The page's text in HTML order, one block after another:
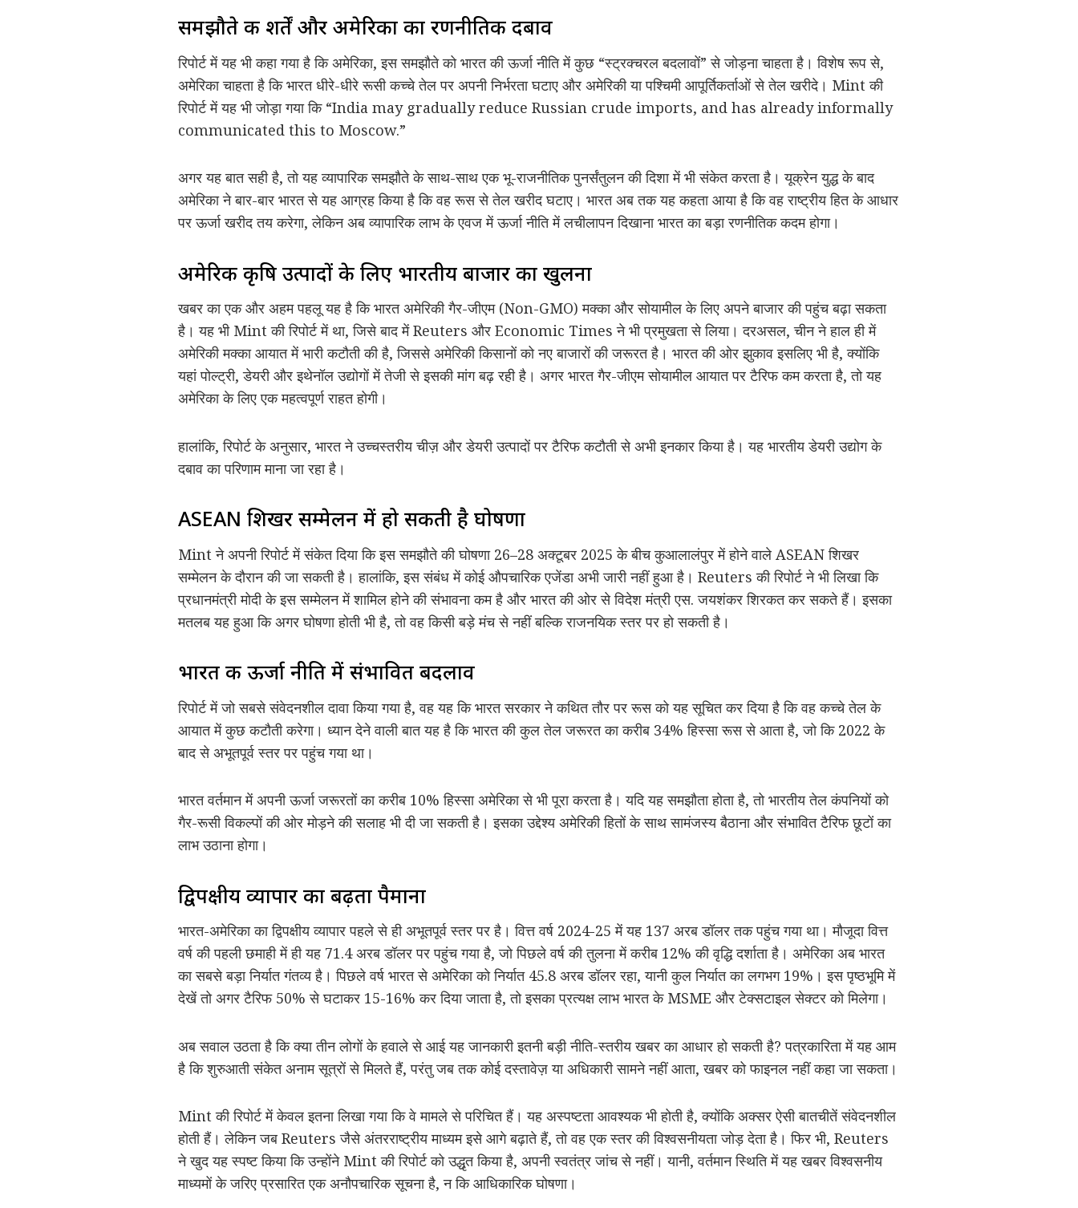
समझौते की शर्तें और अमेरिका का रणनीतिक दबाव
रिपोर्ट में यह भी कहा गया है कि अमेरिका, इस समझौते को भारत की ऊर्जा नीति में कुछ “स्ट्रक्चरल बदलावों” से जोड़ना चाहता है। विशेष रूप से,
अमेरिका चाहता है कि भारत धीरे-धीरे रूसी कच्चे तेल पर अपनी निर्भरता घटाए और अमेरिकी या पश्चिमी आपूर्तिकर्ताओं से तेल खरीदे। Mint की
रिपोर्ट में यह भी जोड़ा गया कि “India may gradually reduce Russian crude imports, and has already informally
communicated this to Moscow.”
अगर यह बात सही है, तो यह व्यापारिक समझौते के साथ-साथ एक भू-राजनीतिक पुनर्संतुलन की दिशा में भी संकेत करता है। यूक्रेन युद्ध के बाद
अमेरिका ने बार-बार भारत से यह आग्रह किया है कि वह रूस से तेल खरीद घटाए। भारत अब तक यह कहता आया है कि वह राष्ट्रीय हित के आधार
पर ऊर्जा खरीद तय करेगा, लेकिन अब व्यापारिक लाभ के एवज में ऊर्जा नीति में लचीलापन दिखाना भारत का बड़ा रणनीतिक कदम होगा।
अमेरिकी कृषि उत्पादों के लिए भारतीय बाजार का खुलना
खबर का एक और अहम पहलू यह है कि भारत अमेरिकी गैर-जीएम (Non-GMO) मक्का और सोयामील के लिए अपने बाजार की पहुंच बढ़ा सकता
है। यह भी Mint की रिपोर्ट में था, जिसे बाद में Reuters और Economic Times ने भी प्रमुखता से लिया। दरअसल, चीन ने हाल ही में
अमेरिकी मक्का आयात में भारी कटौती की है, जिससे अमेरिकी किसानों को नए बाजारों की जरूरत है। भारत की ओर झुकाव इसलिए भी है, क्योंकि
यहां पोल्ट्री, डेयरी और इथेनॉल उद्योगों में तेजी से इसकी मांग बढ़ रही है। अगर भारत गैर-जीएम सोयामील आयात पर टैरिफ कम करता है, तो यह
अमेरिका के लिए एक महत्वपूर्ण राहत होगी।
हालांकि, रिपोर्ट के अनुसार, भारत ने उच्चस्तरीय चीज़ और डेयरी उत्पादों पर टैरिफ कटौती से अभी इनकार किया है। यह भारतीय डेयरी उद्योग के
दबाव का परिणाम माना जा रहा है।
ASEAN शिखर सम्मेलन में हो सकती है घोषणा
Mint ने अपनी रिपोर्ट में संकेत दिया कि इस समझौते की घोषणा 26–28 अक्टूबर 2025 के बीच कुआलालंपुर में होने वाले ASEAN शिखर
सम्मेलन के दौरान की जा सकती है। हालांकि, इस संबंध में कोई औपचारिक एजेंडा अभी जारी नहीं हुआ है। Reuters की रिपोर्ट ने भी लिखा कि
प्रधानमंत्री मोदी के इस सम्मेलन में शामिल होने की संभावना कम है और भारत की ओर से विदेश मंत्री एस. जयशंकर शिरकत कर सकते हैं। इसका
मतलब यह हुआ कि अगर घोषणा होती भी है, तो वह किसी बड़े मंच से नहीं बल्कि राजनयिक स्तर पर हो सकती है।
भारत की ऊर्जा नीति में संभावित बदलाव
रिपोर्ट में जो सबसे संवेदनशील दावा किया गया है, वह यह कि भारत सरकार ने कथित तौर पर रूस को यह सूचित कर दिया है कि वह कच्चे तेल के
आयात में कुछ कटौती करेगा। ध्यान देने वाली बात यह है कि भारत की कुल तेल जरूरत का करीब 34% हिस्सा रूस से आता है, जो कि 2022 के
बाद से अभूतपूर्व स्तर पर पहुंच गया था।
भारत वर्तमान में अपनी ऊर्जा जरूरतों का करीब 10% हिस्सा अमेरिका से भी पूरा करता है। यदि यह समझौता होता है, तो भारतीय तेल कंपनियों को
गैर-रूसी विकल्पों की ओर मोड़ने की सलाह भी दी जा सकती है। इसका उद्देश्य अमेरिकी हितों के साथ सामंजस्य बैठाना और संभावित टैरिफ छूटों का
लाभ उठाना होगा।
द्विपक्षीय व्यापार का बढ़ता पैमाना
भारत-अमेरिका का द्विपक्षीय व्यापार पहले से ही अभूतपूर्व स्तर पर है। वित्त वर्ष 2024-25 में यह 137 अरब डॉलर तक पहुंच गया था। मौजूदा वित्त
वर्ष की पहली छमाही में ही यह 71.4 अरब डॉलर पर पहुंच गया है, जो पिछले वर्ष की तुलना में करीब 12% की वृद्धि दर्शाता है। अमेरिका अब भारत
का सबसे बड़ा निर्यात गंतव्य है। पिछले वर्ष भारत से अमेरिका को निर्यात 45.8 अरब डॉलर रहा, यानी कुल निर्यात का लगभग 19%। इस पृष्ठभूमि में
देखें तो अगर टैरिफ 50% से घटाकर 15-16% कर दिया जाता है, तो इसका प्रत्यक्ष लाभ भारत के MSME और टेक्सटाइल सेक्टर को मिलेगा।
अब सवाल उठता है कि क्या तीन लोगों के हवाले से आई यह जानकारी इतनी बड़ी नीति-स्तरीय खबर का आधार हो सकती है? पत्रकारिता में यह आम
है कि शुरुआती संकेत अनाम सूत्रों से मिलते हैं, परंतु जब तक कोई दस्तावेज़ या अधिकारी सामने नहीं आता, खबर को फाइनल नहीं कहा जा सकता।
Mint की रिपोर्ट में केवल इतना लिखा गया कि वे मामले से परिचित हैं। यह अस्पष्टता आवश्यक भी होती है, क्योंकि अक्सर ऐसी बातचीतें संवेदनशील
होती हैं। लेकिन जब Reuters जैसे अंतरराष्ट्रीय माध्यम इसे आगे बढ़ाते हैं, तो वह एक स्तर की विश्वसनीयता जोड़ देता है। फिर भी, Reuters
ने खुद यह स्पष्ट किया कि उन्होंने Mint की रिपोर्ट को उद्धृत किया है, अपनी स्वतंत्र जांच से नहीं। यानी, वर्तमान स्थिति में यह खबर विश्वसनीय
माध्यमों के जरिए प्रसारित एक अनौपचारिक सूचना है, न कि आधिकारिक घोषणा।